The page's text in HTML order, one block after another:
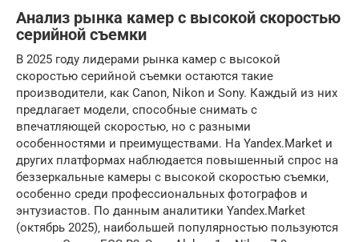
Анализ рынка камер с высокой скоростью
серийной съемки
В 2025 году лидерами рынка камер с высокой
скоростью серийной съемки остаются такие
производители‚ как Canon‚ Nikon и Sony. Каждый из них
предлагает модели‚ способные снимать с
впечатляющей скоростью‚ но с разными
особенностями и преимуществами. На Yandex.Market и
других платформах наблюдается повышенный спрос на
беззеркальные камеры с высокой скоростью съемки‚
особенно среди профессиональных фотографов и
энтузиастов. По данным аналитики Yandex.Market
(октябрь 2025)‚ наибольшей популярностью пользуются